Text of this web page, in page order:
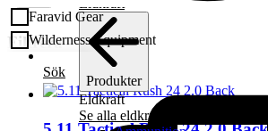
Produkter
Eldkraft
Se alla eldkraft
Sök
Faravid Gear
Wilderness Equipment
Visa produkter
Filtrera